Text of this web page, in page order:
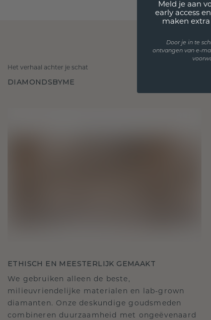
Het verhaal achter je schat
DIAMONDSBYME
ETHISCH EN MEESTERLIJK GEMAAKT
We gebruiken alleen de beste,
milieuvriendelijke materialen en lab-grown
diamanten. Onze deskundige goudsmeden
combineren duurzaamheid met ongeëvenaard
Meld je aan
early access
maken
Door je in te
ontvangen van e-